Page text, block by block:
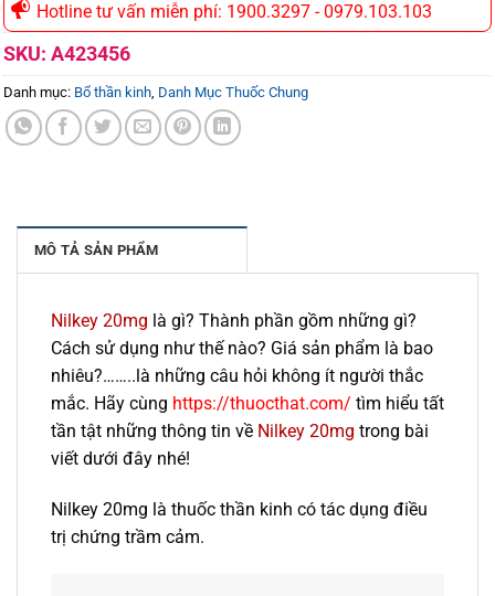
Hotline tư vấn miễn phí: 1900.3297 - 0979.103.103
SKU: A423456
Danh mục: Bổ thần kinh, Danh Mục Thuốc Chung
MÔ TẢ SẢN PHẨM
Nilkey 20mg là gì? Thành phần gồm những gì?
Cách sử dụng như thế nào? Giá sản phẩm là bao
nhiêu?……..là những câu hỏi không ít người thắc
mắc. Hãy cùng https://thuocthat.com/ tìm hiểu tất
tần tật những thông tin về Nilkey 20mg trong bài
viết dưới đây nhé!
Nilkey 20mg là thuốc thần kinh có tác dụng điều
trị chứng trầm cảm.